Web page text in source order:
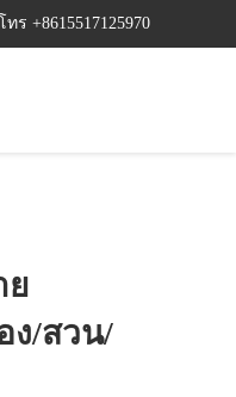
โทร +8615517125970
ย
ง/สวน/